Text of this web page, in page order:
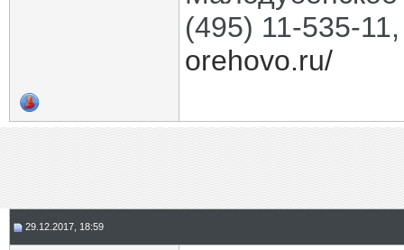
(495) 11-535-
orehovo.ru/
29.12.2017, 18:59